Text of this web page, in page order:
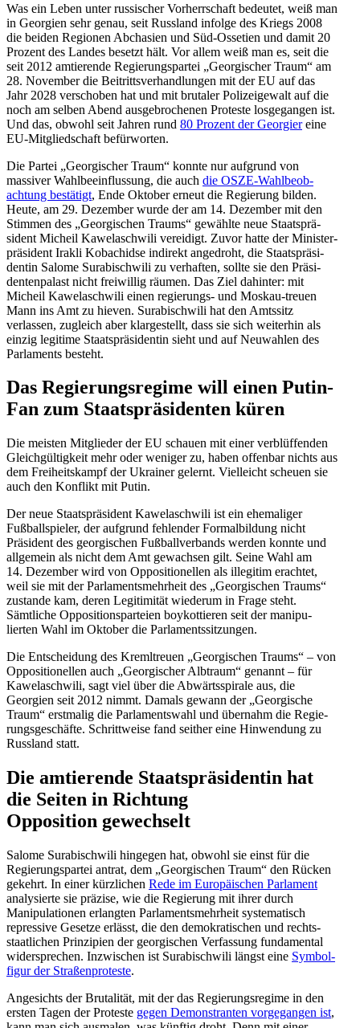
Was ein Leben unter russi­scher Vorherr­schaft bedeutet, weiß man
in Georgien sehr genau, seit Russland infolge des Kriegs 2008
die beiden Regionen Abchasien und Süd-Ossetien und damit 20
Prozent des Landes besetzt hält. Vor allem weiß man es, seit die
seit 2012 amtie­rende Regie­rungs­partei „Georgi­scher Traum“ am
28. November die Beitritts­ver­hand­lungen mit der EU auf das
Jahr 2028 verschoben hat und mit brutaler Polizei­gewalt auf die
noch am selben Abend ausge­bro­chenen Proteste losge­gangen ist.
Und das, obwohl seit Jahren rund 80 Prozent der Georgiereine
EU-Mitglied­schaft befürworten.
Die Partei „Georgi­scher Traum“ konnte nur aufgrund von
massiver Wahlbe­ein­flussung, die auch die OSZE-Wahlbe­ob­
achtung bestätigt, Ende Oktober erneut die Regierung bilden.
Heute, am 29. Dezember wurde der am 14. Dezember mit den
Stimmen des „Georgi­schen Traums“ gewählte neue Staats­prä­
sident Micheil Kawela­schwili vereidigt. Zuvor hatte der Minis­ter­
prä­sident Irakli Kobachidse indirekt angedroht, die Staats­prä­si­
dentin Salome Surabi­schwili zu verhaften, sollte sie den Präsi­
den­ten­palast nicht freiwillig räumen. Das Ziel dahinter: mit
Micheil Kawela­schwili einen regie­rungs- und Moskau-treuen
Mann ins Amt zu hieven. Surabi­schwili hat den Amtssitz
verlassen, zugleich aber klarge­stellt, dass sie sich weiterhin als
einzig legitime Staats­prä­si­dentin sieht und auf Neuwahlen des
Parla­ments besteht.
Das Regie­rungs­regime will einen Putin-
Fan zum Staats­prä­si­denten küren
Die meisten Mitglieder der EU schauen mit einer verblüf­fenden
Gleich­gül­tigkeit mehr oder weniger zu, haben offenbar nichts aus
dem Freiheits­kampf der Ukrainer gelernt. Vielleicht scheuen sie
auch den Konflikt mit Putin.
Der neue Staats­prä­sident Kawela­schwili ist ein ehema­liger
Fußball­spieler, der aufgrund fehlender Formal­bildung nicht
Präsident des georgi­schen Fußball­ver­bands werden konnte und
allgemein als nicht dem Amt gewachsen gilt. Seine Wahl am
14. Dezember wird von Opposi­tio­nellen als illegitim erachtet,
weil sie mit der Parla­ments­mehrheit des „Georgi­schen Traums“
zustande kam, deren Legiti­mität wiederum in Frage steht.
Sämtliche Opposi­ti­ons­par­teien boykot­tieren seit der manipu­
lierten Wahl im Oktober die Parlamentssitzungen.
Die Entscheidung des Kreml­treuen „Georgi­schen Traums“ – von
Opposi­tio­nellen auch „Georgi­scher Albtraum“ genannt – für
Kawela­schwili, sagt viel über die Abwärts­spirale aus, die
Georgien seit 2012 nimmt. Damals gewann der „Georgische
Traum“ erstmalig die Parla­mentswahl und übernahm die Regie­
rungs­ge­schäfte. Schritt­weise fand seither eine Hinwendung zu
Russland statt.
Die amtie­rende Staats­prä­si­dentin hat
die Seiten in Richtung
Opposition gewechselt
Salome Surabi­schwili hingegen hat, obwohl sie einst für die
Regie­rungs­partei antrat, dem „Georgi­schen Traum“ den Rücken
gekehrt. In einer kürzlichen Rede im Europäi­schen Parlament
analy­sierte sie präzise, wie die Regierung mit ihrer durch
Manipu­la­tionen erlangten Parla­ments­mehrheit syste­ma­tisch
repressive Gesetze erlässt, die den demokra­ti­schen und rechts­
staat­lichen Prinzipien der georgi­schen Verfassung funda­mental
wider­sprechen. Inzwi­schen ist Surabi­schwili längst eine Symbol­
figur der Straßen­pro­teste.
Angesichts der Bruta­lität, mit der das Regie­rungs­regime in den
ersten Tagen der Proteste gegen Demons­tranten vorge­gangen ist,